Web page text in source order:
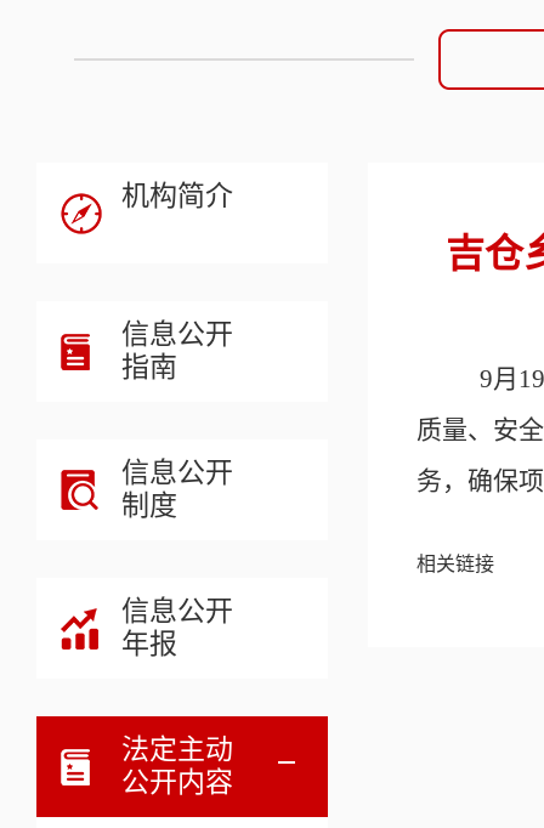
机构简介
信息公开
指南
信息公开
制度
信息公开
年报
法定主动
公开内容
吉仓
9月
质量、安
务，确保
相关链接